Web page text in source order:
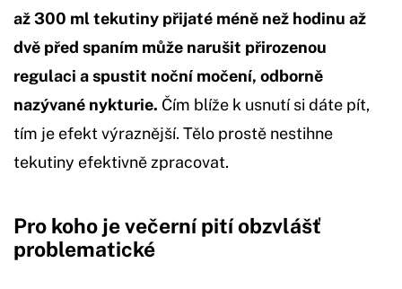
až 300 ml tekutiny přijaté méně než hodinu až
dvě před spaním může narušit přirozenou
regulaci a spustit noční močení, odborně
nazývané nykturie. Čím blíže k usnutí si dáte pít,
tím je efekt výraznější. Tělo prostě nestihne
tekutiny efektivně zpracovat.
Pro koho je večerní pití obzvlášť
problematické